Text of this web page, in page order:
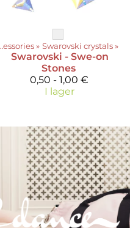
Accessories ‪» Swarovski crystals ‪»
Swarovski - Swe-on
Stones
0,50 - 1,00 €
I lager